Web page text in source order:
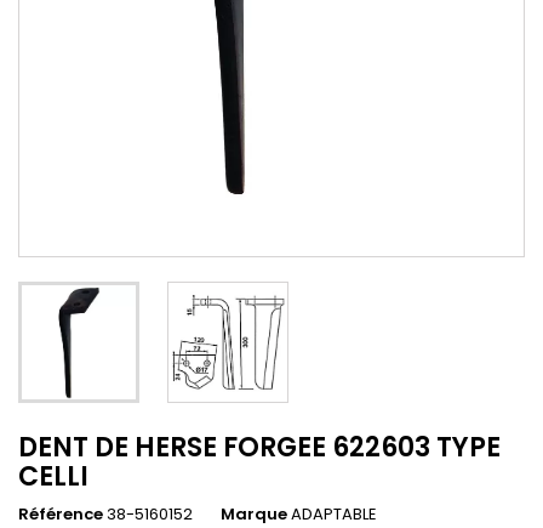
DENT DE HERSE FORGEE 622603 TYPE
CELLI
Référence38-5160152 MarqueADAPTABLE